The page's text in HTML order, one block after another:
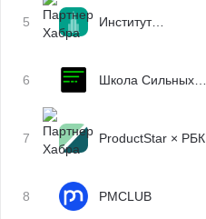
Таможенный декларант
223-ФЗ
Конкурентное право
Медицинское право
Налоговое право
5
Институт
6
Школа Сильных
7 ProductStar × РБК
8 PMCLUB